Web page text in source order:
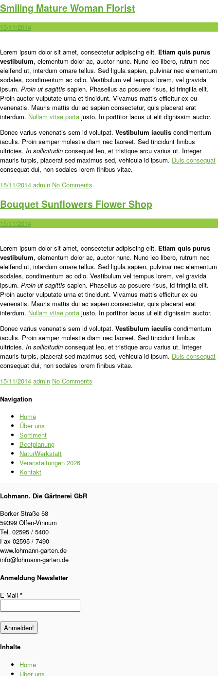
Smiling Mature Woman Florist
15/11/2014
Lorem ipsum dolor sit amet, consectetur adipiscing elit. Etiam quis purus
vestibulum, elementum dolor ac, auctor nunc. Nunc leo libero, rutrum nec
eleifend ut, interdum ornare tellus. Sed ligula sapien, pulvinar nec elementum
sodales, condimentum ac odio. Vestibulum vel tempus lorem, vel gravida
ipsum. Proin ut sagittis sapien. Phasellus ac posuere risus, id fringilla elit.
Proin auctor vulputate urna et tincidunt. Vivamus mattis efficitur ex eu
venenatis. Mauris mattis dui ac sapien consectetur, quis placerat erat
interdum. Nullam vitae porta justo. In porttitor lacus ut elit dignissim auctor.
Donec varius venenatis sem id volutpat. Vestibulum iaculis condimentum
iaculis. Proin semper molestie diam nec laoreet. Sed tincidunt finibus
ultricies. In sollicitudin consequat leo, et tristique arcu varius ut. Integer
mauris turpis, placerat sed maximus sed, vehicula id ipsum. Duis consequat
consequat dui, non sodales lorem finibus vitae.
15/11/2014 admin No Comments
Bouquet Sunflowers Flower Shop
15/11/2014
Lorem ipsum dolor sit amet, consectetur adipiscing elit. Etiam quis purus
vestibulum, elementum dolor ac, auctor nunc. Nunc leo libero, rutrum nec
eleifend ut, interdum ornare tellus. Sed ligula sapien, pulvinar nec elementum
sodales, condimentum ac odio. Vestibulum vel tempus lorem, vel gravida
ipsum. Proin ut sagittis sapien. Phasellus ac posuere risus, id fringilla elit.
Proin auctor vulputate urna et tincidunt. Vivamus mattis efficitur ex eu
venenatis. Mauris mattis dui ac sapien consectetur, quis placerat erat
interdum. Nullam vitae porta justo. In porttitor lacus ut elit dignissim auctor.
Donec varius venenatis sem id volutpat. Vestibulum iaculis condimentum
iaculis. Proin semper molestie diam nec laoreet. Sed tincidunt finibus
ultricies. In sollicitudin consequat leo, et tristique arcu varius ut. Integer
mauris turpis, placerat sed maximus sed, vehicula id ipsum. Duis consequat
consequat dui, non sodales lorem finibus vitae.
15/11/2014 admin No Comments
Navigation
Home
Über uns
Sortiment
Beetplanung
NaturWerkstatt
Veranstaltungen 2026
Kontakt
Lohmann. Die Gärtnerei GbR
Borker Straße 58
59399 Olfen-Vinnum
Tel. 02595 / 5400
Fax 02595 / 7490
www.lohmann-garten.de
info@lohmann-garten.de
Anmeldung Newsletter
E-Mail *
Inhalte
Home
Über uns